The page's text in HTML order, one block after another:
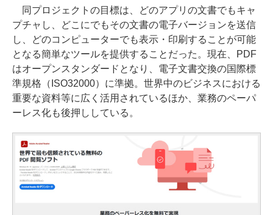
同プロジェクトの目標は、どのアプリの文書でもキャ
プチャし、どこにでもその文書の電子バージョンを送信
し、どのコンピューターでも表示・印刷することが可能
となる簡単なツールを提供することだった。現在、PDF
はオープンスタンダードとなり、電子文書交換の国際標
準規格（ISO32000）に準拠。世界中のビジネスにおける
重要な資料等に広く活用されているほか、業務のペーパ
ーレス化も後押ししている。